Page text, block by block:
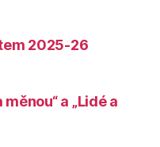
2025-26
a „Lidé a